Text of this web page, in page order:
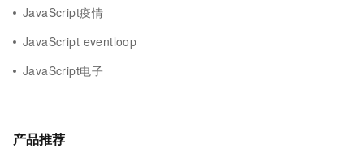
JavaScript疫情
JavaScript eventloop
JavaScript电子
产品推荐